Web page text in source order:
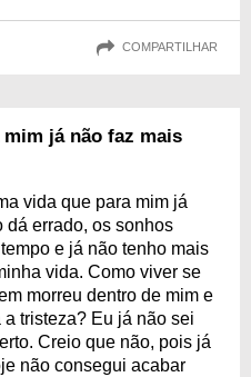
COMPARTILHAR
já não faz mais
vida que para mim já
dá errado, os sonhos
e já não tenho mais
vida. Como viver se
morreu dentro de mim e
tristeza? Eu já não sei
Creio que não, pois já
não consegui acabar